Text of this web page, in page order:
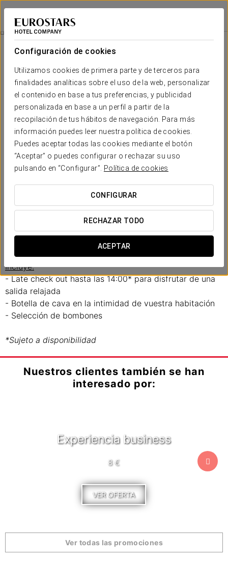
Configuración de cookies
Utilizamos cookies de primera parte y de terceros para
finalidades analíticas sobre el uso de la web, personalizar
el contenido en base a tus preferencias, y publicidad
personalizada en base a un perfil a partir de la
recopilación de tus hábitos de navegación. Para más
información puedes leer nuestra política de cookies.
Puedes aceptar todas las cookies mediante el botón
“Aceptar” o puedes configurar o rechazar su uso
pulsando en “Configurar”.
Política de cookies
CONFIGURAR
RECHAZAR TODO
ACEPTAR
Ikonik Anglí
BARCELONA
Experiencia Romántica
20 €
Experiencia romántica
Detalles para sorprender. Todo listo para que solo
penséis en disfrutar del amor.
En el Ikonik Anglí, hemos creado una experiencia
romántica diseñada para compartir con vuestra pareja.
Incluye:
- Late check out hasta las 14:00* para disfrutar de una
salida relajada
- Botella de cava en la intimidad de vuestra habitación
- Selección de bombones
*Sujeto a disponibilidad
Nuestros clientes también se han
interesado por:
Experiencia business
8 €
VER OFERTA
Ver todas las promociones